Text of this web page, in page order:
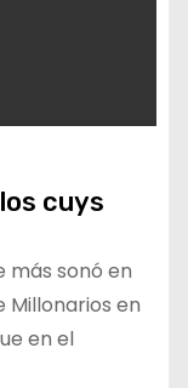
cuys
más sonó en
Millonarios en
en el